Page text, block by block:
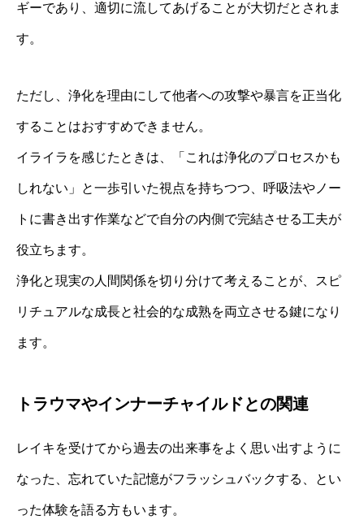
ギーであり、適切に流してあげることが大切だとされま
す。
ただし、浄化を理由にして他者への攻撃や暴言を正当化
することはおすすめできません。
イライラを感じたときは、「これは浄化のプロセスかも
しれない」と一歩引いた視点を持ちつつ、呼吸法やノー
トに書き出す作業などで自分の内側で完結させる工夫が
役立ちます。
浄化と現実の人間関係を切り分けて考えることが、スピ
リチュアルな成長と社会的な成熟を両立させる鍵になり
ます。
トラウマやインナーチャイルドとの関連
レイキを受けてから過去の出来事をよく思い出すように
なった、忘れていた記憶がフラッシュバックする、とい
った体験を語る方もいます。